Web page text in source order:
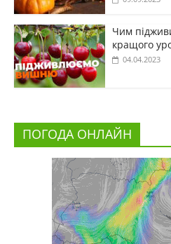
Чим
кращого
04.04.2023
ПОГОДА ОНЛАЙН